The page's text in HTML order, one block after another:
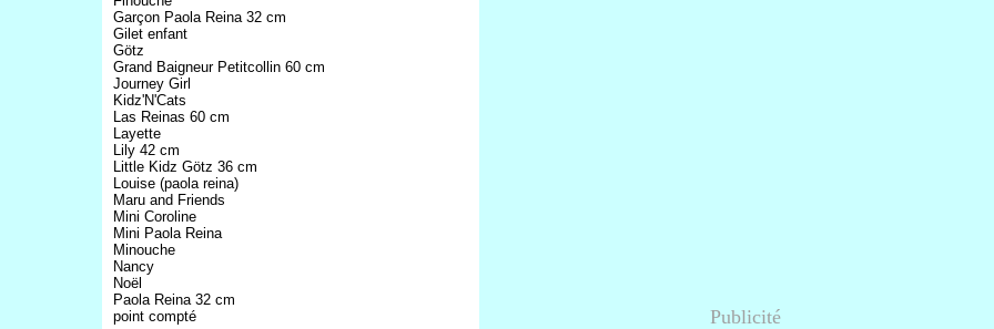
Garçon Paola Reina 32 cm
Gilet enfant
Götz
Grand Baigneur Petitcollin 60 cm
Journey Girl
Kidz'N'Cats
Las Reinas 60 cm
Layette
Lily 42 cm
Little Kidz Götz 36 cm
Louise (paola reina)
Maru and Friends
Mini Coroline
Mini Paola Reina
Minouche
Nancy
Noël
Paola Reina 32 cm
point compté
Publicité